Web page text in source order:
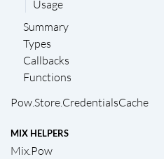
Usage
Summary
Types
Callbacks
Functions
Pow.Store.CredentialsCache
MIX HELPERS
Mix.Pow